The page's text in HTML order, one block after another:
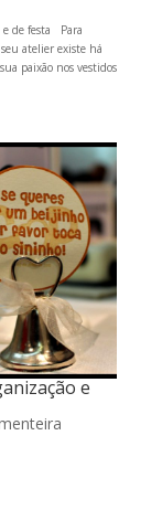
e de festa Para
atelier existe há
paixão nos vestidos
e